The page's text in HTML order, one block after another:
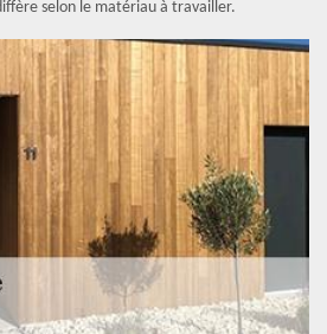
selon le matériau à travailler.